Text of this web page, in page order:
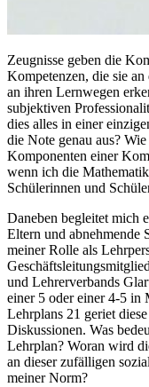
Zeugnisse geben die
Kompetenzen, die sie
an ihren Lernwegen
subjektiven
dies alles in einer
die Note genau aus?
Komponenten einer
wenn ich die
Schülerinnen und
Daneben begleitet mich
Eltern und abnehmende
meiner Rolle als
und Lehrerverbands
einer 5 oder einer 4-5 in
Lehrplans 21 geriet
Diskussionen. Was
Lehrplan? Woran wird
an dieser zufälligen
meiner Norm?